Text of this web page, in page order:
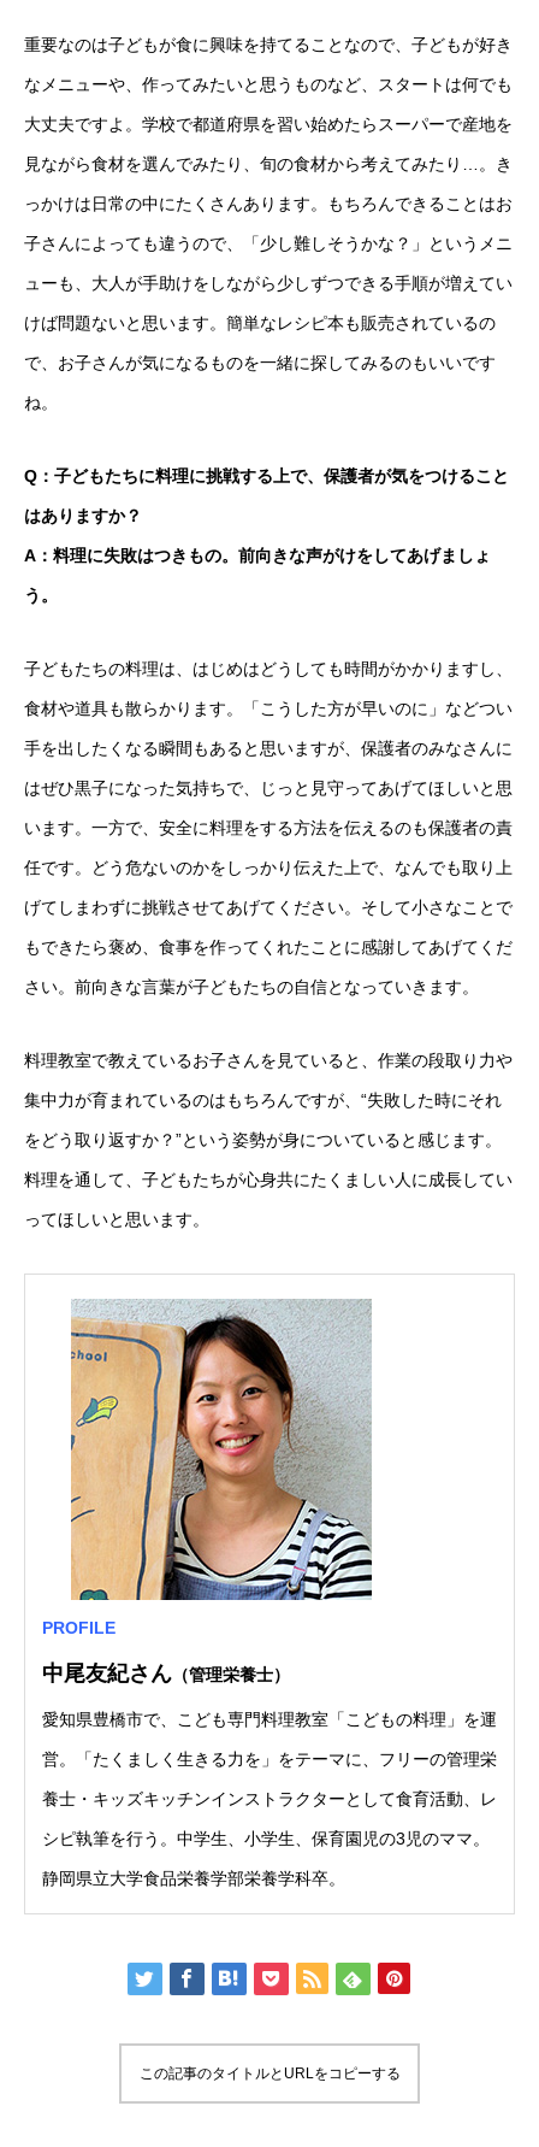
重要なのは子どもが食に興味を持てることなので、子どもが好き
なメニューや、作ってみたいと思うものなど、スタートは何でも
大丈夫ですよ。学校で都道府県を習い始めたらスーパーで産地を
見ながら食材を選んでみたり、旬の食材から考えてみたり…。き
っかけは日常の中にたくさんあります。もちろんできることはお
子さんによっても違うので、「少し難しそうかな？」というメニ
ューも、大人が手助けをしながら少しずつできる手順が増えてい
けば問題ないと思います。簡単なレシピ本も販売されているの
で、お子さんが気になるものを一緒に探してみるのもいいです
ね。
Q：子どもたちに料理に挑戦する上で、保護者が気をつけること
はありますか？
A：料理に失敗はつきもの。前向きな声がけをしてあげましょ
う。
子どもたちの料理は、はじめはどうしても時間がかかりますし、
食材や道具も散らかります。「こうした方が早いのに」などつい
手を出したくなる瞬間もあると思いますが、保護者のみなさんに
はぜひ黒子になった気持ちで、じっと見守ってあげてほしいと思
います。一方で、安全に料理をする方法を伝えるのも保護者の責
任です。どう危ないのかをしっかり伝えた上で、なんでも取り上
げてしまわずに挑戦させてあげてください。そして小さなことで
もできたら褒め、食事を作ってくれたことに感謝してあげてくだ
さい。前向きな言葉が子どもたちの自信となっていきます。
料理教室で教えているお子さんを見ていると、作業の段取り力や
集中力が育まれているのはもちろんですが、“失敗した時にそれ
をどう取り返すか？”という姿勢が身についていると感じます。
料理を通して、子どもたちが心身共にたくましい人に成長してい
ってほしいと思います。
PROFILE
中尾友紀さん （管理栄養士）
愛知県豊橋市で、こども専門料理教室「こどもの料理」を運
営。「たくましく生きる力を」をテーマに、フリーの管理栄
養士・キッズキッチンインストラクターとして食育活動、レ
シピ執筆を行う。中学生、小学生、保育園児の3児のママ。
静岡県立大学食品栄養学部栄養学科卒。
この記事のタイトルとURLをコピーする